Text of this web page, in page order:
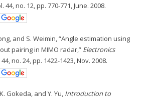
44, no. 12, pp. 770-771, June. 2008.
and S. Weimin, “Angle estimation using
pairing in MIMO radar,” Electronics
no. 24, pp. 1422-1423, Nov. 2008.
Gokeda, and Y. Yu, Introduction to